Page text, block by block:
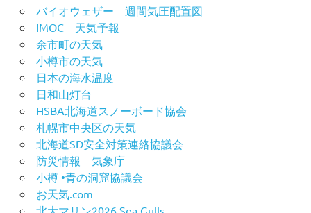
バイオウェザー 週間気圧配置図
IMOC 天気予報
余市町の天気
小樽市の天気
日本の海水温度
日和山灯台
HSBA北海道スノーボード協会
札幌市中央区の天気
北海道SD安全対策連絡協議会
防災情報 気象庁
小樽 •青の洞窟協議会
お天気.com